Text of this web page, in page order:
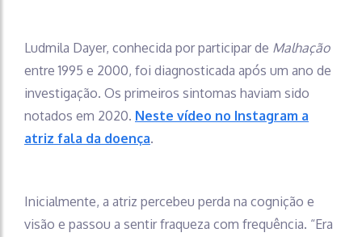
Ludmila Dayer, conhecida por participar de Malhação
entre 1995 e 2000, foi diagnosticada após um ano de
investigação. Os primeiros sintomas haviam sido
notados em 2020. Neste vídeo no Instagram a
atriz fala da doença.
Inicialmente, a atriz percebeu perda na cognição e
visão e passou a sentir fraqueza com frequência. “Era